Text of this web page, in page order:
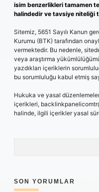
isim benzerlikleri tamamen
halindedir ve tavsiye niteliği
Sitemiz, 5651 Sayılı Kanun
Kurumu (BTK) tarafından
vermektedir. Bu nedenle,
veya araştırma
yazdıkları içeriklerin
bu sorumluluğu kabul etmiş
Hukuka ve yasal
içerikleri,
halinde, ilgili içerikler yasal
SON YORUMLAR